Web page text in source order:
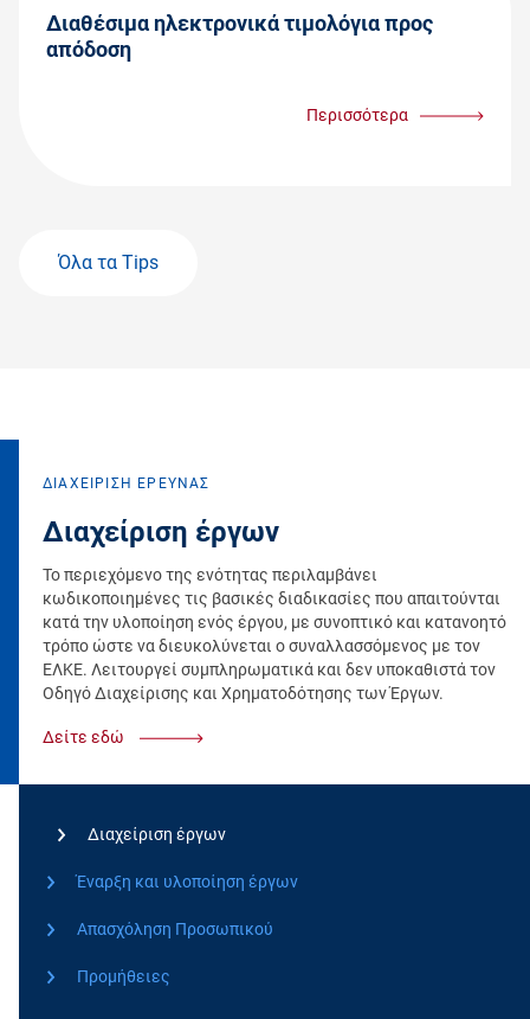
Διαθέσιμα ηλεκτρονικά τιμολόγια προς
απόδοση
Περισσότερα
Όλα τα Tips
ΔΙΑΧΕΙΡΙΣΗ ΕΡΕΥΝΑΣ
Διαχείριση έργων
Το περιεχόμενο της ενότητας περιλαμβάνει
κωδικοποιημένες τις βασικές διαδικασίες που απαιτούνται
κατά την υλοποίηση ενός έργου, με συνοπτικό και κατανοητό
τρόπο ώστε να διευκολύνεται ο συναλλασσόμενος με τον
ΕΛΚΕ. Λειτουργεί συμπληρωματικά και δεν υποκαθιστά τον
Οδηγό Διαχείρισης και Χρηματοδότησης των Έργων.
Δείτε εδώ
Διαχείριση έργων
Έναρξη και υλοποίηση έργων
Απασχόληση Προσωπικού
Προμήθειες